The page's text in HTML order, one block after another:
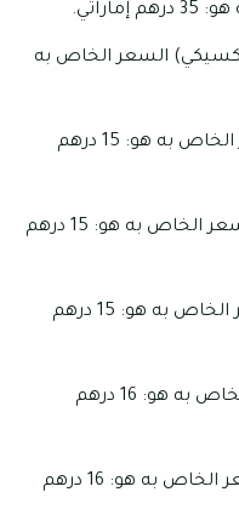
السعر الخاص به
رقاقات جبنة عدد 5 حبات السعر الخاص به هو: 15 درهم
سمبوسك لحمة عدد 5 حبات السعر الخاص به هو: 15 درهم
فطائر سبانخ عدد 5 حبات السعر الخاص به هو: 15 درهم
كبة مقلية عدد 5 حبات السعر الخاص به هو: 16 درهم
فطائر مشكلة عدد 6 حبات السعر الخاص به هو: 16 درهم